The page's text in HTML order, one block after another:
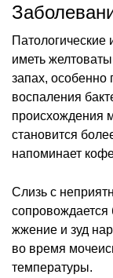
иметь
запах, особенно
воспаления
происхождения
становится
напоминает
Слизь с
жжение и зуд
во время
температуры.